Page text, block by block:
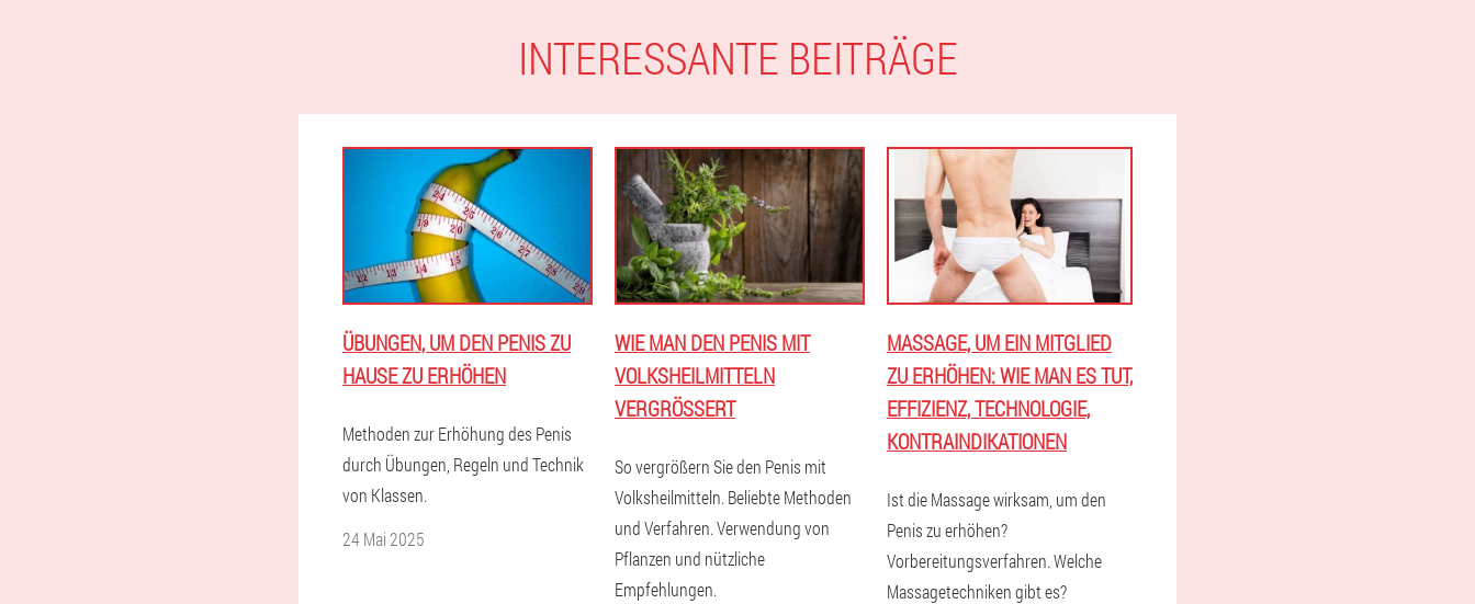
INTERESSANTE BEITRÄGE
ÜBUNGEN, UM DEN PENIS ZU
HAUSE ZU ERHÖHEN
Methoden zur Erhöhung des Penis
durch Übungen, Regeln und Technik
von Klassen.
24 Mai 2025
WIE MAN DEN PENIS MIT
VOLKSHEILMITTELN
VERGRÖSSERT
So vergrößern Sie den Penis mit
Volksheilmitteln. Beliebte Methoden
und Verfahren. Verwendung von
Pflanzen und nützliche
Empfehlungen.
MASSAGE, UM EIN MITGLIED
ZU ERHÖHEN: WIE MAN ES TUT,
EFFIZIENZ, TECHNOLOGIE,
KONTRAINDIKATIONEN
Ist die Massage wirksam, um den
Penis zu erhöhen?
Vorbereitungsverfahren. Welche
Massagetechniken gibt es?